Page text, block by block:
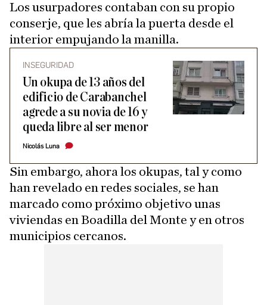
Los usurpadores contaban con su propio
conserje, que les abría la puerta desde el
interior empujando la manilla.
INSEGURIDAD
Un okupa de 13 años del
edificio de Carabanchel
agrede a su novia de 16 y
queda libre al ser menor
Nicolás Luna
Sin embargo, ahora los okupas, tal y como
han revelado en redes sociales, se han
marcado como próximo objetivo unas
viviendas en Boadilla del Monte y en otros
municipios cercanos.